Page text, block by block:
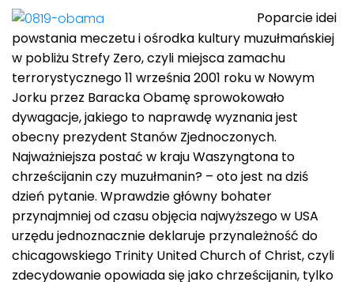
Poparcie idei
powstania meczetu i ośrodka kultury muzułmańskiej
w pobliżu Strefy Zero, czyli miejsca zamachu
terrorystycznego 11 września 2001 roku w Nowym
Jorku przez Baracka Obamę sprowokowało
dywagacje, jakiego to naprawdę wyznania jest
obecny prezydent Stanów Zjednoczonych.
Najważniejsza postać w kraju Waszyngtona to
chrześcijanin czy muzułmanin? – oto jest na dziś
dzień pytanie. Wprawdzie główny bohater
przynajmniej od czasu objęcia najwyższego w USA
urzędu jednoznacznie deklaruje przynależność do
chicagowskiego Trinity United Church of Christ, czyli
zdecydowanie opowiada się jako chrześcijanin, tylko